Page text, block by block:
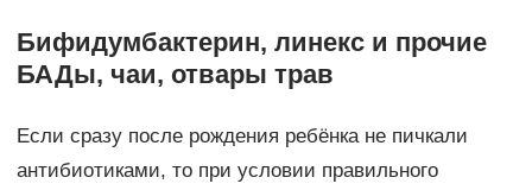
Бифидумбактерин, линекс и прочие
БАДы, чаи, отвары трав
Если сразу после рождения ребёнка не пичкали
антибиотиками, то при условии правильного